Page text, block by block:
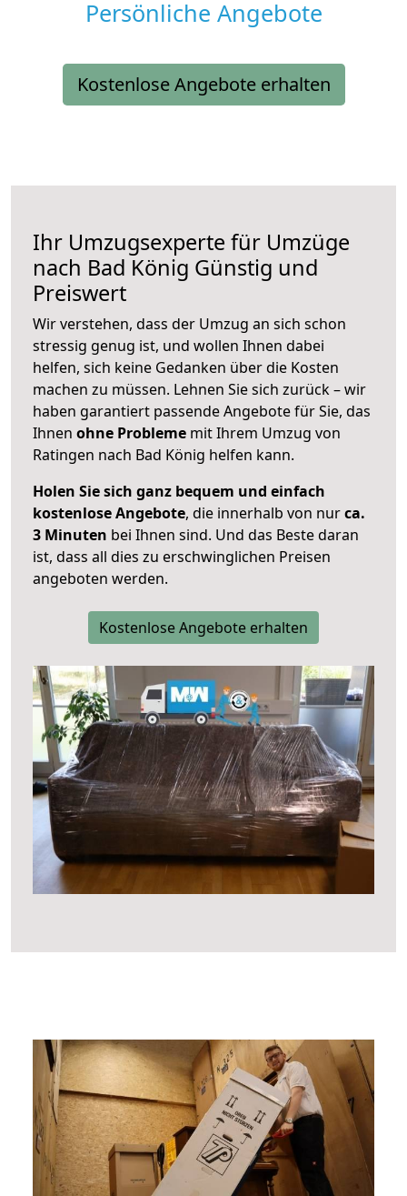
Persönliche Angebote
Kostenlose Angebote erhalten
Ihr Umzugsexperte für Umzüge
nach Bad König Günstig und
Preiswert
Wir verstehen, dass der Umzug an sich schon
stressig genug ist, und wollen Ihnen dabei
helfen, sich keine Gedanken über die Kosten
machen zu müssen. Lehnen Sie sich zurück – wir
haben garantiert passende Angebote für Sie, das
Ihnen ohne Probleme mit Ihrem Umzug von
Ratingen nach Bad König helfen kann.
Holen Sie sich ganz bequem und einfach
kostenlose Angebote, die innerhalb von nurca.
3 Minuten bei Ihnen sind. Und das Beste daran
ist, dass all dies zu erschwinglichen Preisen
angeboten werden.
Kostenlose Angebote erhalten